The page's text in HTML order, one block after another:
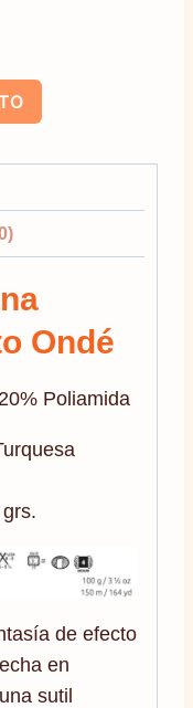
Ondé
Poliamida
de efecto
en
sutil